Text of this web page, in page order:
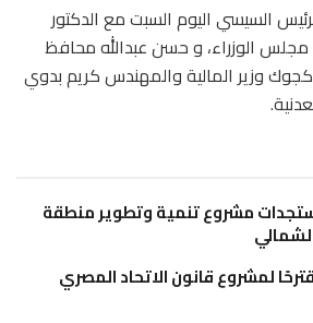
السيسي اليوم السبت مع الدكتور
الوزراء، و حسن عبدالله محافظ
كجوك وزير المالية والمهندس كريم بدوي
مشروع تنمية وتطوير منطقة
لمشروع قانون الاتحاد المصري